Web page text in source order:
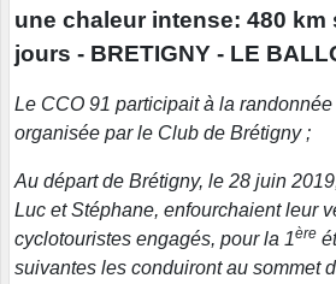
une chaleur intense: 480 km
jours - BRETIGNY - LE
Le CCO 91 participait à la
organisée par le Club de Brétigny ;
Au départ de Brétigny, le 28 juin
Luc et Stéphane, enfourchaient leur
cyclotouristes engagés, pour la 1ère
suivantes les conduiront au sommet